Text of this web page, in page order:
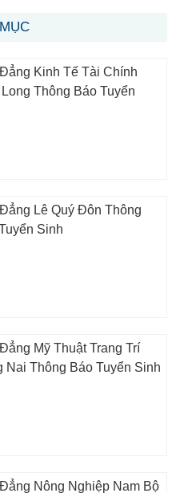
Kinh Tế Tài Chính
Thông Báo Tuyển
Lê Quý Đôn Thông
Sinh
Mỹ Thuật Trang Trí
Nai Thông Báo Tuyển Sinh
Nông Nghiệp Nam Bộ